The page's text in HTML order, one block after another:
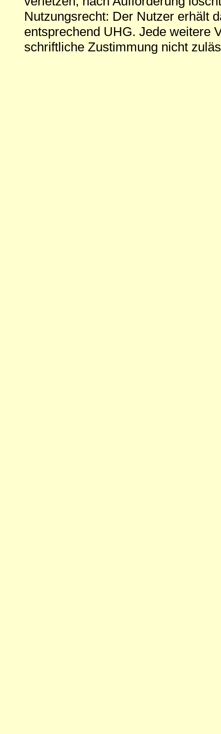
Nutzungsrecht: Der Nutzer erhält
entsprechend UHG. Jede weitere
schriftliche Zustimmung nicht